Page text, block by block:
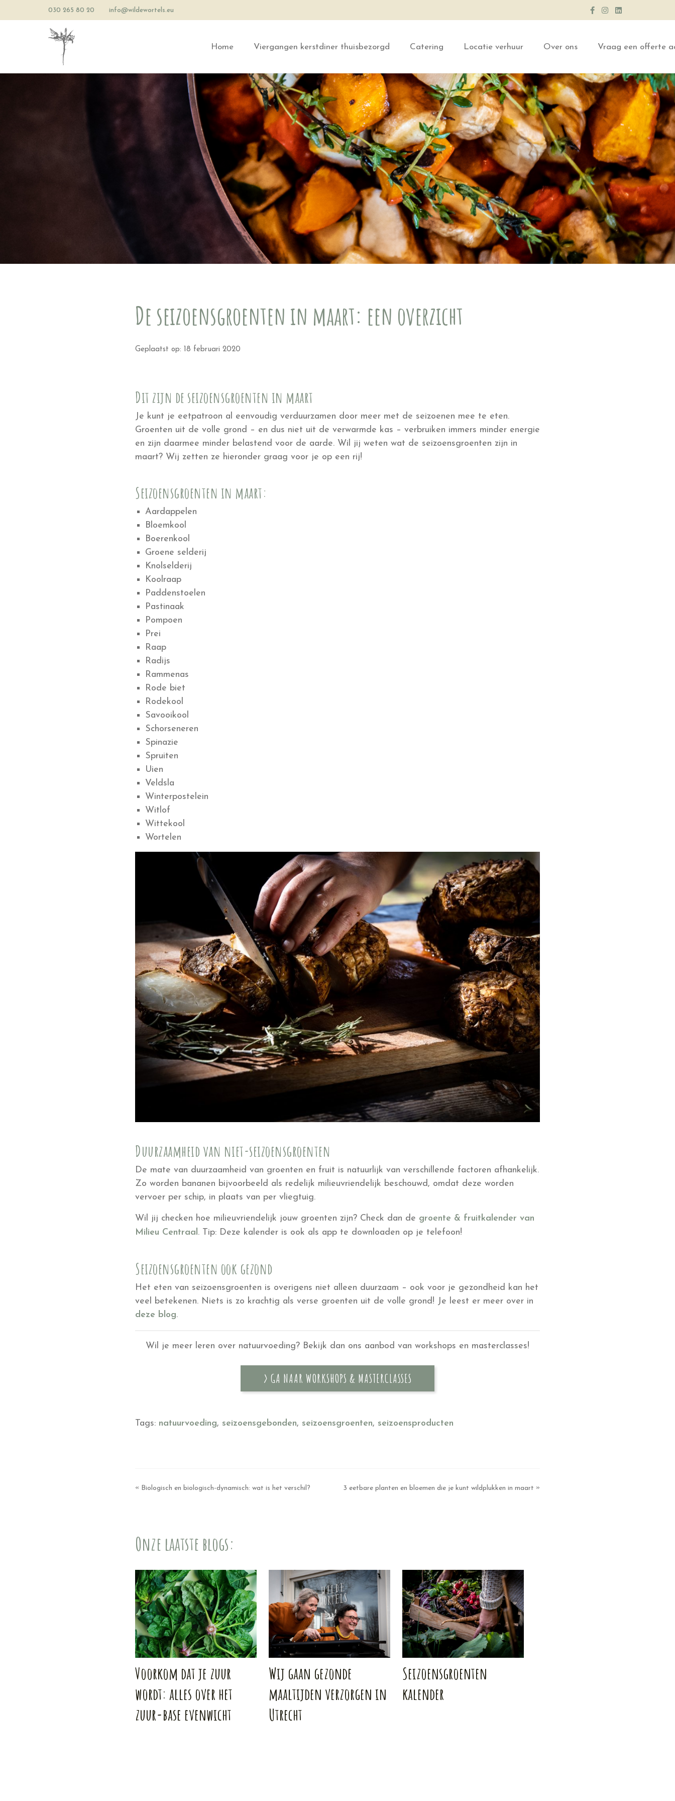
030 265 80 20 info@wildewortels.eu
Home Viergangen kerstdiner thuisbezorgd Catering Locatie verhuur Over ons Vraag een offerte
De seizoensgroenten in maart: een overzicht
Geplaatst op: 18 februari 2020
Dit zijn de seizoensgroenten in maart
Je kunt je eetpatroon al eenvoudig verduurzamen door meer met de seizoenen mee te eten.
Groenten uit de volle grond – en dus niet uit de verwarmde kas – verbruiken immers minder energie
en zijn daarmee minder belastend voor de aarde. Wil jij weten wat de seizoensgroenten zijn in
maart? Wij zetten ze hieronder graag voor je op een rij!
Seizoensgroenten in maart:
Aardappelen
Bloemkool
Boerenkool
Groene selderij
Knolselderij
Koolraap
Paddenstoelen
Pastinaak
Pompoen
Prei
Raap
Radijs
Rammenas
Rode biet
Rodekool
Savooikool
Schorseneren
Spinazie
Spruiten
Uien
Veldsla
Winterpostelein
Witlof
Wittekool
Wortelen
Duurzaamheid van niet-seizoensgroenten
De mate van duurzaamheid van groenten en fruit is natuurlijk van verschillende factoren afhankelijk.
Zo worden bananen bijvoorbeeld als redelijk milieuvriendelijk beschouwd, omdat deze worden
vervoer per schip, in plaats van per vliegtuig.
Wil jij checken hoe milieuvriendelijk jouw groenten zijn? Check dan de groente & fruitkalender van
Milieu Centraal. Tip: Deze kalender is ook als app te downloaden op je telefoon!
Seizoensgroenten ook gezond
Het eten van seizoensgroenten is overigens niet alleen duurzaam – ook voor je gezondheid kan het
veel betekenen. Niets is zo krachtig als verse groenten uit de volle grond! Je leest er meer over in
deze blog.
Wil je meer leren over natuurvoeding? Bekijk dan ons aanbod van workshops en masterclasses!
> GA NAAR WORKSHOPS & MASTERCLASSES
Tags: natuurvoeding, seizoensgebonden, seizoensgroenten, seizoensproducten
« Biologisch en biologisch-dynamisch: wat is het verschil? 3 eetbare planten en bloemen die je kunt wildplukken in maart »
Onze laatste blogs:
Voorkom dat je zuur
wordt: alles over het
zuur-base evenwicht
Wij gaan gezonde
maaltijden verzorgen in
Utrecht
Seizoensgroenten
kalender